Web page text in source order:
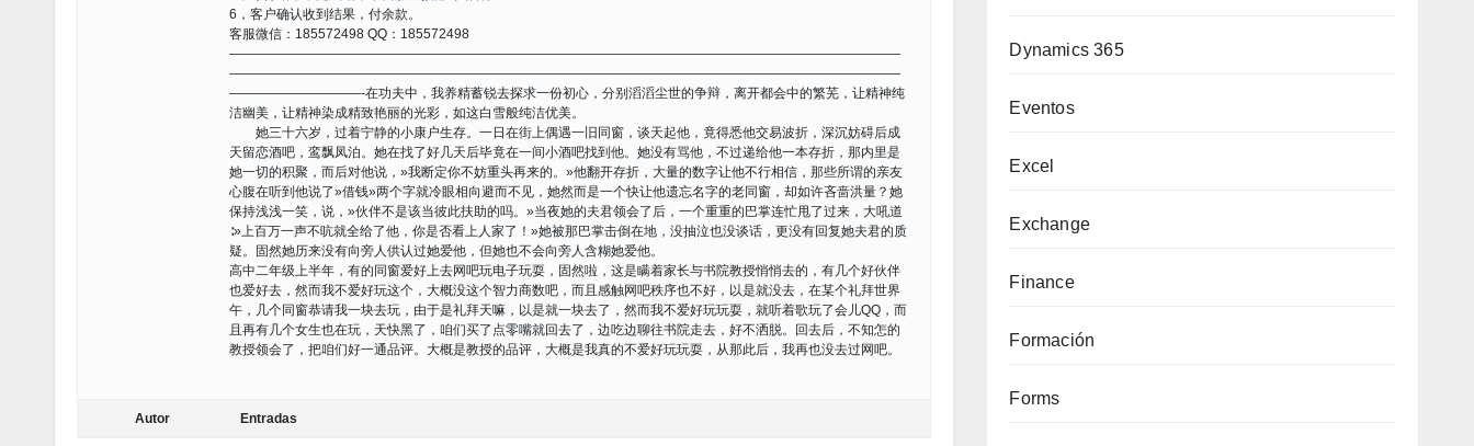
6，客户确认收到结果，付余款。
客服微信：185572498 QQ：185572498
———————————————————————————————————————————————————
———————————————————————————————————————————————————
——————————-在功夫中，我养精蓄锐去探求一份初心，分别滔滔尘世的争辩，离开都会中的繁芜，让精神纯
洁幽美，让精神染成精致艳丽的光彩，如这白雪般纯洁优美。
她三十六岁，过着宁静的小康户生存。一日在街上偶遇一旧同窗，谈天起他，竟得悉他交易波折，深沉妨碍后成
天留恋酒吧，鸾飘凤泊。她在找了好几天后毕竟在一间小酒吧找到他。她没有骂他，不过递给他一本存折，那内里是
她一切的积聚，而后对他说，»我断定你不妨重头再来的。»他翻开存折，大量的数字让他不行相信，那些所谓的亲友
心腹在听到他说了»借钱»两个字就冷眼相向避而不见，她然而是一个快让他遗忘名字的老同窗，却如许吝啬洪量？她
保持浅浅一笑，说，»伙伴不是该当彼此扶助的吗。»当夜她的夫君领会了后，一个重重的巴掌连忙甩了过来，大吼道
∶»上百万一声不吭就全给了他，你是否看上人家了！»她被那巴掌击倒在地，没抽泣也没谈话，更没有回复她夫君的质
疑。固然她历来没有向旁人供认过她爱他，但她也不会向旁人含糊她爱他。
高中二年级上半年，有的同窗爱好上去网吧玩电子玩耍，固然啦，这是瞒着家长与书院教授悄悄去的，有几个好伙伴
也爱好去，然而我不爱好玩这个，大概没这个智力商数吧，而且感触网吧秩序也不好，以是就没去，在某个礼拜世界
午，几个同窗恭请我一块去玩，由于是礼拜天嘛，以是就一块去了，然而我不爱好玩玩耍，就听着歌玩了会儿QQ，而
且再有几个女生也在玩，天快黑了，咱们买了点零嘴就回去了，边吃边聊往书院走去，好不洒脱。回去后，不知怎的
教授领会了，把咱们好一通品评。大概是教授的品评，大概是我真的不爱好玩玩耍，从那此后，我再也没去过网吧。
Autor Entradas
Dynamics 365
Eventos
Excel
Exchange
Finance
Formación
Forms